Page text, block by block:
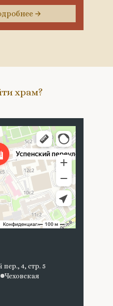
4, стр. 5
Чеховская
храм?
Карты